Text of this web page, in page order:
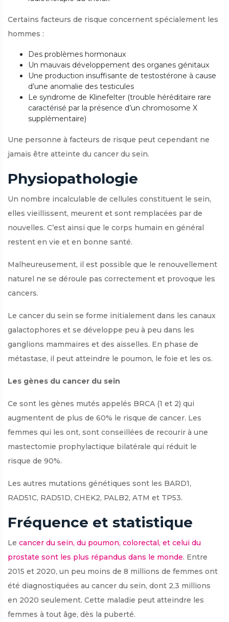
Certains facteurs de risque concernent spécialement les
hommes :
Des problèmes hormonaux
Un mauvais développement des organes génitaux
Une production insuffisante de testostérone à cause
d’une anomalie des testicules
Le syndrome de Klinefelter (trouble héréditaire rare
caractérisé par la présence d’un chromosome X
supplémentaire)
Une personne à facteurs de risque peut cependant ne
jamais être atteinte du cancer du sein.
Physiopathologie
Un nombre incalculable de cellules constituent le sein,
elles vieillissent, meurent et sont remplacées par de
nouvelles. C’est ainsi que le corps humain en général
restent en vie et en bonne santé.
Malheureusement, il est possible que le renouvellement
naturel ne se déroule pas correctement et provoque les
cancers.
Le cancer du sein se forme initialement dans les canaux
galactophores et se développe peu à peu dans les
ganglions mammaires et des aisselles. En phase de
métastase, il peut atteindre le poumon, le foie et les os.
Les gènes du cancer du sein
Ce sont les gènes mutés appelés BRCA (1 et 2) qui
augmentent de plus de 60% le risque de cancer. Les
femmes qui les ont, sont conseillées de recourir à une
mastectomie prophylactique bilatérale qui réduit le
risque de 90%.
Les autres mutations génétiques sont les BARD1,
RAD51C, RAD51D, CHEK2, PALB2, ATM et TP53.
Fréquence et statistique
Le cancer du sein, du poumon, colorectal, et celui du
prostate sont les plus répandus dans le monde. Entre
2015 et 2020, un peu moins de 8 millions de femmes ont
été diagnostiquées au cancer du sein, dont 2,3 millions
en 2020 seulement. Cette maladie peut atteindre les
femmes à tout âge, dès la puberté.